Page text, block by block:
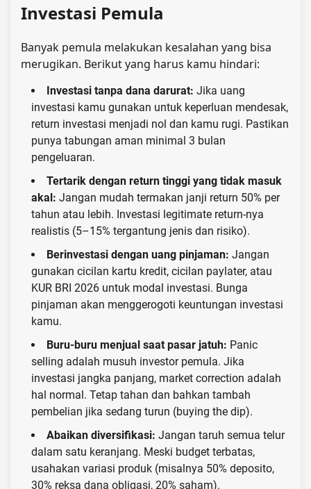
Investasi Pemula
Banyak pemula melakukan kesalahan yang bisa
merugikan. Berikut yang harus kamu hindari:
Investasi tanpa dana darurat: Jika uang
investasi kamu gunakan untuk keperluan mendesak,
return investasi menjadi nol dan kamu rugi. Pastikan
punya tabungan aman minimal 3 bulan
pengeluaran.
Tertarik dengan return tinggi yang tidak masuk
akal: Jangan mudah termakan janji return 50% per
tahun atau lebih. Investasi legitimate return-nya
realistis (5–15% tergantung jenis dan risiko).
Berinvestasi dengan uang pinjaman: Jangan
gunakan cicilan kartu kredit, cicilan paylater, atau
KUR BRI 2026 untuk modal investasi. Bunga
pinjaman akan menggerogoti keuntungan investasi
kamu.
Buru-buru menjual saat pasar jatuh: Panic
selling adalah musuh investor pemula. Jika
investasi jangka panjang, market correction adalah
hal normal. Tetap tahan dan bahkan tambah
pembelian jika sedang turun (buying the dip).
Abaikan diversifikasi: Jangan taruh semua telur
dalam satu keranjang. Meski budget terbatas,
usahakan variasi produk (misalnya 50% deposito,
30% reksa dana obligasi, 20% saham).